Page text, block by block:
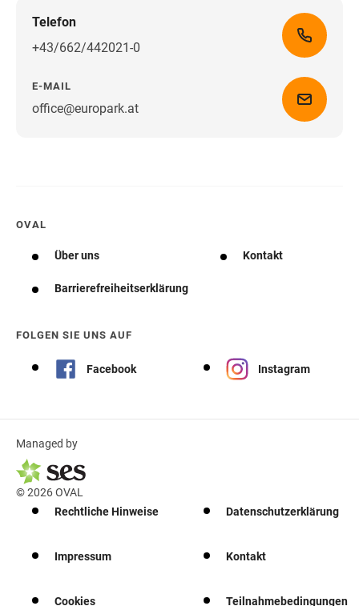
Telefon
+43/662/442021-0
E-MAIL
office@europark.atWegbeschreibung erhalten
OVAL
Über uns Kontakt
Barrierefreiheitserklärung
FOLGEN SIE UNS AUF
Facebook Instagram
Managed by
© 2026 OVAL
Rechtliche Hinweise
Datenschutzerklärung
Impressum Kontakt
Cookies Teilnahmebedingungen